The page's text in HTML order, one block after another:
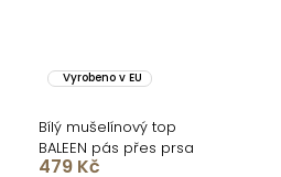
Vyrobeno v EU
Bílý mušelínový top
BALEEN pás přes prsa
479 Kč